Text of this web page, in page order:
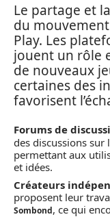
Le partage et
du
Play. Les
jouent un rôle
de nouveaux
certaines des
favorisent
Forums de
des discussions
permettant aux
et idées.
Créateurs
proposent leur
Sombond, ce qui